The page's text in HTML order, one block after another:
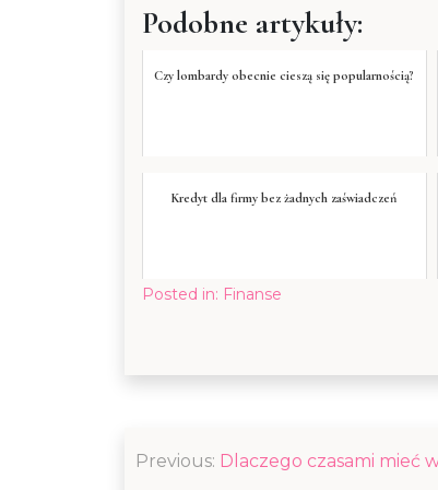
Podobne artykuły:
Czy lombardy obecnie cieszą się popularnością?
Kredyt dla firmy bez żadnych zaświadczeń
Posted in: Finanse
Nawigacja
Previous: Dlaczego czasami mieć